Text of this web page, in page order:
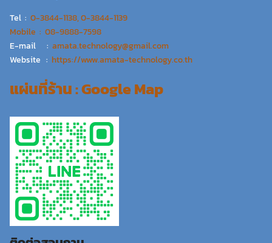
Tel : 0-3844-1138, 0-3844-1139
Mobile : 08-9888-7598
E-mail : amata.technology@gmail.com
Website : https://www.amata-technology.co.th
แผ่นที่ร้าน : Google Map